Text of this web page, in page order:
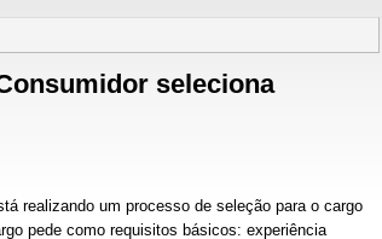
seleciona
external)
realizando um processo de seleção para o cargo
pede como requisitos básicos: experiência